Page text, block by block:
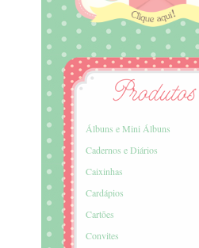
Álbuns e Mini Álbuns
Cadernos e Diários
Caixinhas
Cardápios
Cartões
Convites